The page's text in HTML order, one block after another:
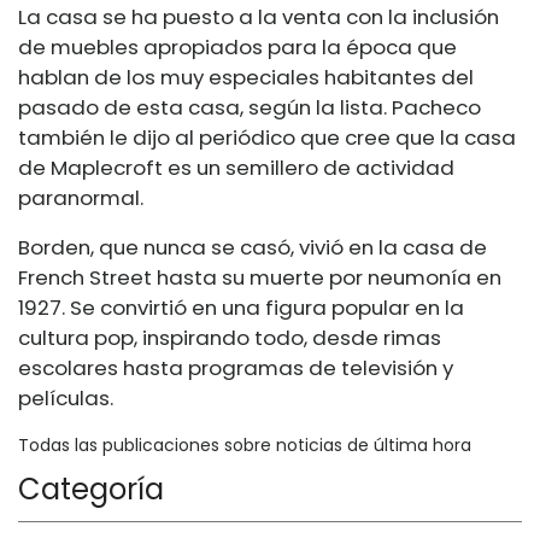
La casa se ha puesto a la venta con la inclusión
de muebles apropiados para la época que
hablan de los muy especiales habitantes del
pasado de esta casa, según la lista. Pacheco
también le dijo al periódico que cree que la casa
de Maplecroft es un semillero de actividad
paranormal.
Borden, que nunca se casó, vivió en la casa de
French Street hasta su muerte por neumonía en
1927. Se convirtió en una figura popular en la
cultura pop, inspirando todo, desde rimas
escolares hasta programas de televisión y
películas.
Todas las publicaciones sobre noticias de última hora
Categoría